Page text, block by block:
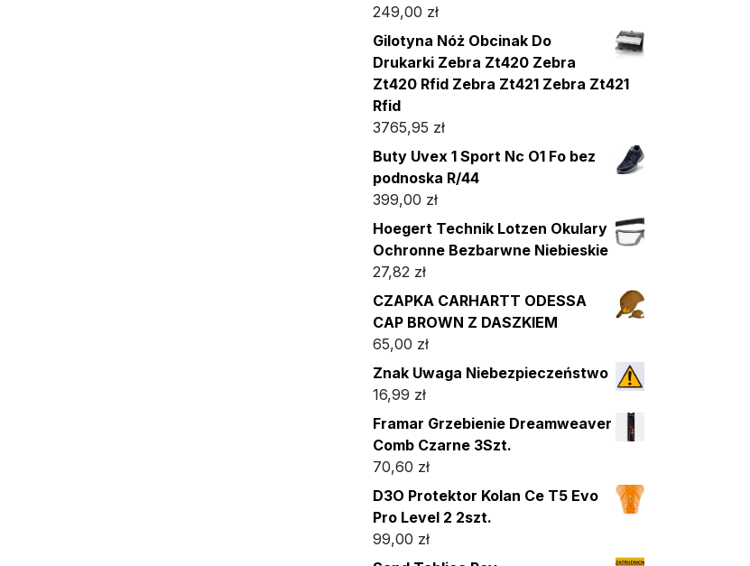
249,00 zł
Gilotyna Nóż Obcinak Do
Drukarki Zebra Zt420 Zebra
Zt420 Rfid Zebra Zt421 Zebra Zt421
Rfid
3765,95 zł
Buty Uvex 1 Sport Nc O1 Fo bez
podnoska R/44
399,00 zł
Hoegert Technik Lotzen Okulary
Ochronne Bezbarwne Niebieskie
27,82 zł
CZAPKA CARHARTT ODESSA
CAP BROWN Z DASZKIEM
65,00 zł
Znak Uwaga Niebezpieczeństwo
16,99 zł
Framar Grzebienie Dreamweaver
Comb Czarne 3Szt.
70,60 zł
D3O Protektor Kolan Ce T5 Evo
Pro Level 2 2szt.
99,00 zł